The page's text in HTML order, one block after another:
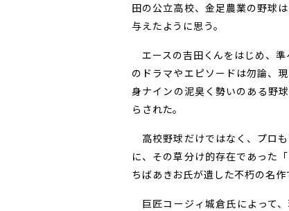
田の公立高校、金足農業の野球
与えたように思う。
エースの吉田くんをはじめ、準
のドラマやエピソードは勿論、
身ナインの泥臭く勢いのある野
らされた。
高校野球だけではなく、プロ
に、その草分け的存在であった
ちばあきお氏が遺した不朽の名作
巨匠コージィ城倉氏によって